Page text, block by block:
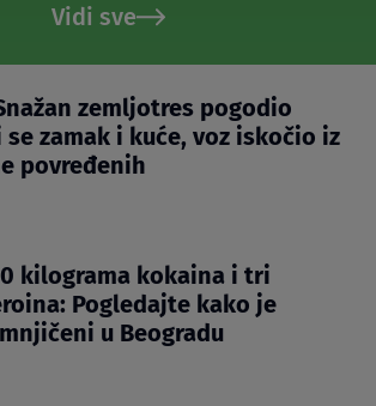
Vidi sve
Snažan zemljotres pogodio
se zamak i kuće, voz iskočio iz
povređenih
kilograma kokaina i tri
Pogledajte kako je
u Beogradu